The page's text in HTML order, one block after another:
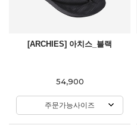
[ARCHIES] 아치스_블랙
54,900
주문가능사이즈